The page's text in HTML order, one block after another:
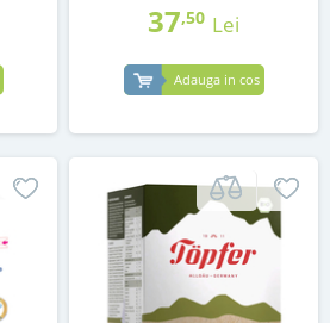
37,50 Lei
Adauga in cos